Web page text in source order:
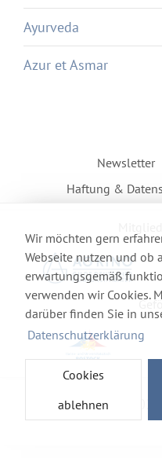
Wir möchten gern
Webseite nutzen und ob
erwartungsgemäß
verwenden wir Cookies.
darüber finden Sie in
Datenschutzerklärung
Cookies
ablehnen
Ayurveda
Azur et Asmar
Newsletter
Haftung &
©